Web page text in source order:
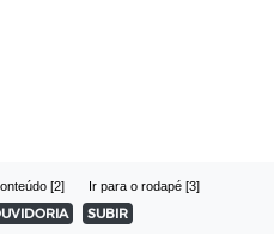
[2] Ir para o rodapé [3]
SUBIR